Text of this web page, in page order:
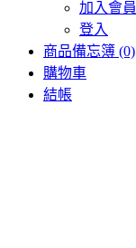
加入會員
登入
商品備忘簿 (0)
購物車
結帳